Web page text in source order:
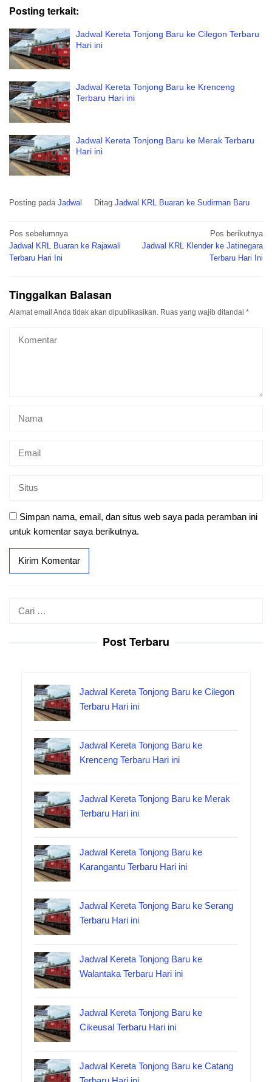
Posting terkait:
Jadwal Kereta Tonjong Baru ke Cilegon Terbaru
Hari ini
Jadwal Kereta Tonjong Baru ke Krenceng
Terbaru Hari ini
Jadwal Kereta Tonjong Baru ke Merak Terbaru
Hari ini
Posting pada Jadwal Ditag Jadwal KRL Buaran ke Sudirman Baru
Navigasi
pos
Pos sebelumnya
Jadwal KRL Buaran ke Rajawali
Terbaru Hari Ini
Pos berikutnya
Jadwal KRL Klender ke Jatinegara
Terbaru Hari Ini
Tinggalkan Balasan
Alamat email Anda tidak akan dipublikasikan. Ruas yang wajib ditandai *
Simpan nama, email, dan situs web saya pada peramban ini
untuk komentar saya berikutnya.
Post Terbaru
Jadwal Kereta Tonjong Baru ke Cilegon
Terbaru Hari ini
Jadwal Kereta Tonjong Baru ke
Krenceng Terbaru Hari ini
Jadwal Kereta Tonjong Baru ke Merak
Terbaru Hari ini
Jadwal Kereta Tonjong Baru ke
Karangantu Terbaru Hari ini
Jadwal Kereta Tonjong Baru ke Serang
Terbaru Hari ini
Jadwal Kereta Tonjong Baru ke
Walantaka Terbaru Hari ini
Jadwal Kereta Tonjong Baru ke
Cikeusal Terbaru Hari ini
Jadwal Kereta Tonjong Baru ke Catang